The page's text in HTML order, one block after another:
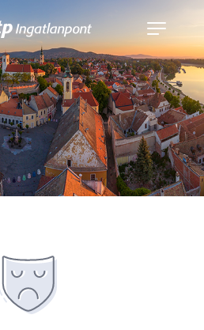
Navigáció
kinyitása